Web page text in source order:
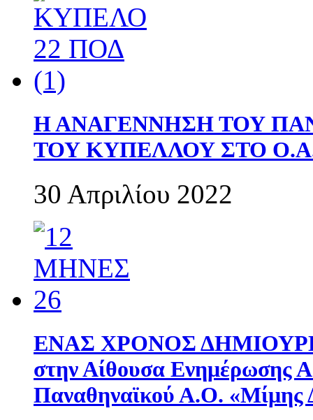
Η ΑΝΑΓΕΝΝΗΣΗ ΤΟΥ
ΤΟΥ ΚΥΠΕΛΛΟΥ ΣΤΟ
30 Απριλίου 2022
ΕΝΑΣ ΧΡΟΝΟΣ
στην Αίθουσα Ενημέρωσης
Παναθηναϊκού Α.Ο. «Μίμης